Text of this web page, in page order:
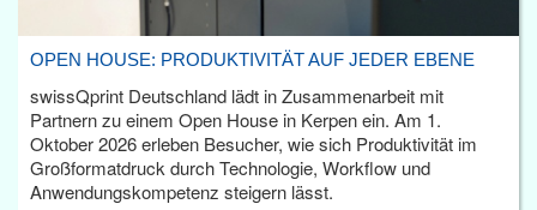
OPEN HOUSE: PRODUKTIVITÄT AUF JEDER EBENE
swissQprint Deutschland lädt in Zusammenarbeit mit
Partnern zu einem Open House in Kerpen ein. Am 1.
Oktober 2026 erleben Besucher, wie sich Produktivität im
Großformatdruck durch Technologie, Workflow und
Anwendungskompetenz steigern lässt.